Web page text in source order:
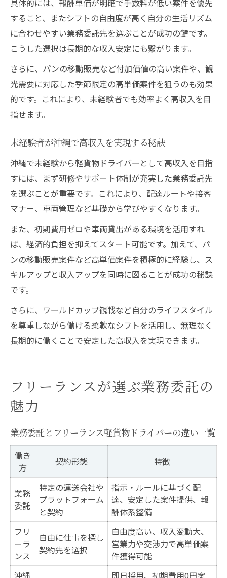
すること、またシフトの自由度が高く自分の生活リズム
に合わせやすい業務委託先を選ぶことが成功の鍵です。
こうした選択は長期的な収入安定にも繋がります。
さらに、パンの移動販売など付加価値の高い案件や、観
光需要に対応した季節限定の高単価案件を狙うのも効果
的です。これにより、未経験者でも効率よく高収入を目
指せます。
未経験者が沖縄で高収入を実現する秘訣
沖縄で未経験から軽貨物ドライバーとして高収入を目指
すには、まず研修やサポート体制が充実した業務委託先
を選ぶことが重要です。これにより、配達ルートや接客
マナー、車両管理など基礎から学びやすくなります。
また、初期費用ゼロや車両貸出がある環境を活用すれ
ば、経済的負担を抑えてスタート可能です。加えて、パ
ンの移動販売案件など高単価案件を積極的に経験し、ス
キルアップと収入アップを同時に図ることが成功の秘訣
です。
さらに、ワールドカップ観戦など自分のライフスタイル
を尊重しながら働ける柔軟なシフトを活用し、無理なく
長期的に働くことで安定した高収入を実現できます。
フリーランスが選ぶ業務委託の
魅力
業務委託とフリーランス軽貨物ドライバーの違い一覧
働き
方
契約形態 特徴
業務
委託
特定の運送会社や
プラットフォーム
と契約
指示・ルールに基づく配
達、安定した案件提供、報
酬体系整備
フリ
ーラ
ンス
自由に仕事を探し
契約先を選択
自由度高い、収入変動大、
営業力や交渉力で高単価案
件獲得可能
沖縄
即日採用、初期費用0円案